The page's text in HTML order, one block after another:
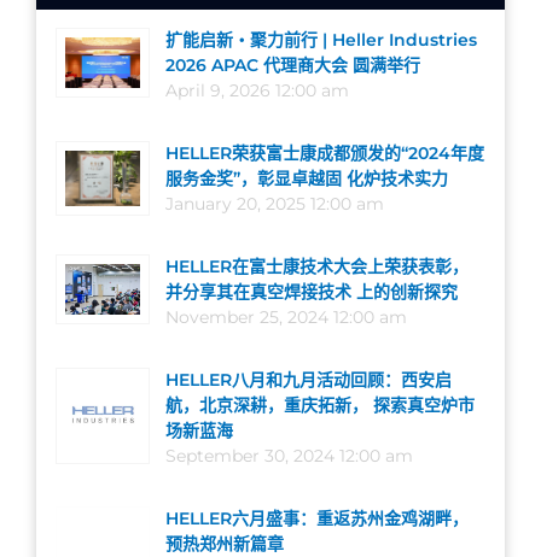
扩能启新・聚力前行 | Heller Industries
2026 APAC 代理商大会 圆满举行
April 9, 2026 12:00 am
HELLER荣获富士康成都颁发的“2024年度
服务金奖”，彰显卓越固 化炉技术实力
January 20, 2025 12:00 am
HELLER在富士康技术大会上荣获表彰，
并分享其在真空焊接技术 上的创新探究
November 25, 2024 12:00 am
HELLER八月和九月活动回顾：西安启
航，北京深耕，重庆拓新， 探索真空炉市
场新蓝海
September 30, 2024 12:00 am
HELLER六月盛事：重返苏州金鸡湖畔，
预热郑州新篇章